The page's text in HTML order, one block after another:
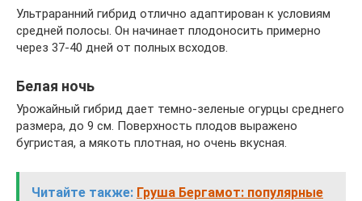
Ультраранний гибрид отлично адаптирован к условиям
средней полосы. Он начинает плодоносить примерно
через 37-40 дней от полных всходов.
Белая ночь
Урожайный гибрид дает темно-зеленые огурцы среднего
размера, до 9 см. Поверхность плодов выражено
бугристая, а мякоть плотная, но очень вкусная.
Читайте также: Груша Бергамот: популярные